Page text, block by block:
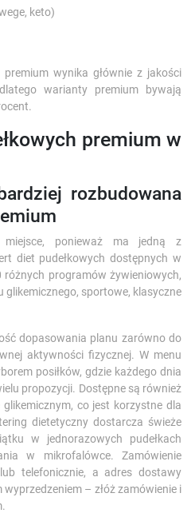
keto)
wynika głównie z jakości
warianty premium bywają
premium w
rozbudowana
miejsce, ponieważ ma jedną z
diet pudełkowych dostępnych w
różnych programów żywieniowych,
sportowe, klasyczne
dopasowania planu zarówno do
aktywności fizycznej. W menu
posiłków, gdzie każdego dnia
propozycji. Dostępne są również
co jest korzystne dla
dietetyczny dostarcza świeże
w jednorazowych pudełkach
w mikrofalówce. Zamówienie
telefonicznie, a adres dostawy
– złóż zamówienie i